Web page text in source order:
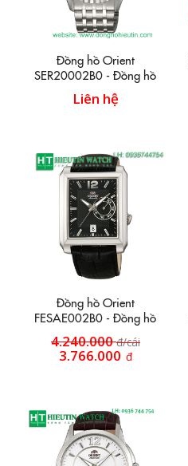
Đồng hồ Orient
SER20002B0 - Đồng hồ
dây inox HT33
Liên hệ
Đồng hồ Orient
FESAE002B0 - Đồng hồ
dây da HT9
4.240.000đ/cái
3.766.000 đ